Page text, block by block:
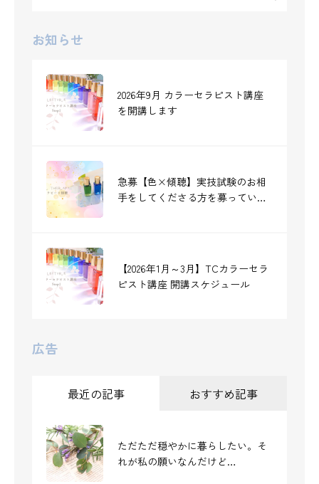
お知らせ
2026年9月 カラーセラピスト講座
を開講します
急募【色×傾聴】実技試験のお相
手をしてくださる方を募っていま
【2026年1月～3月】TCカラーセラ
ピスト講座 開講スケジュール
広告
最近の記事 おすすめ記事
ただただ穏やかに暮らしたい。そ
れが私の願いなんだけど…
自分に対して「ラブレター」って
書いたことある？